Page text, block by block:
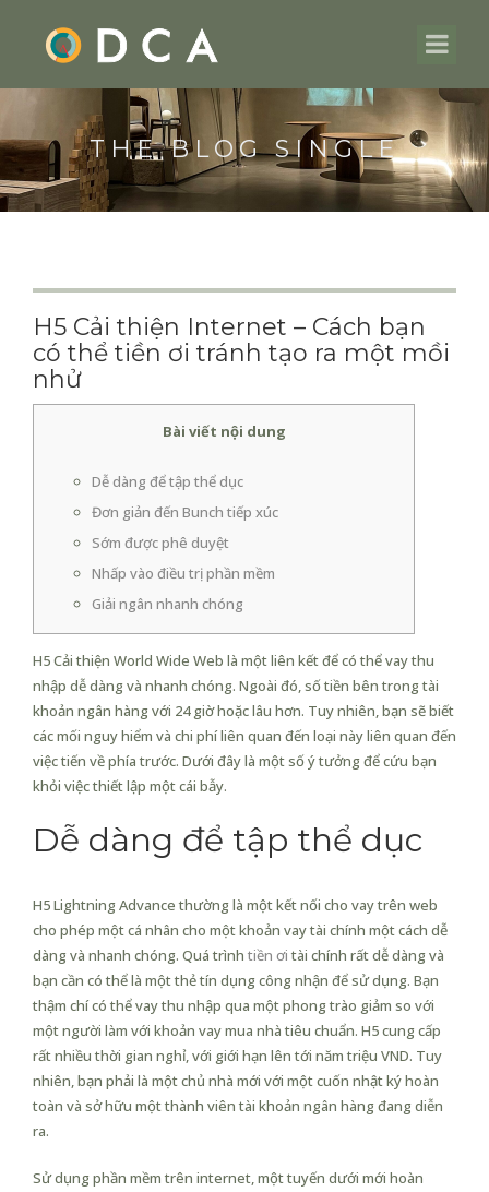
THE BLOG SINGLE
H5 Cải thiện Internet – Cách bạn
có thể tiền ơi tránh tạo ra một mồi
nhử
Bài viết nội dung
Dễ dàng để tập thể dục
Đơn giản đến Bunch tiếp xúc
Sớm được phê duyệt
Nhấp vào điều trị phần mềm
Giải ngân nhanh chóng
H5 Cải thiện World Wide Web là một liên kết để có thể vay thu
nhập dễ dàng và nhanh chóng. Ngoài đó, số tiền bên trong tài
khoản ngân hàng với 24 giờ hoặc lâu hơn. Tuy nhiên, bạn sẽ biết
các mối nguy hiểm và chi phí liên quan đến loại này liên quan đến
việc tiến về phía trước. Dưới đây là một số ý tưởng để cứu bạn
khỏi việc thiết lập một cái bẫy.
Dễ dàng để tập thể dục
H5 Lightning Advance thường là một kết nối cho vay trên web
cho phép một cá nhân cho một khoản vay tài chính một cách dễ
dàng và nhanh chóng. Quá trình tiền ơi tài chính rất dễ dàng và
bạn cần có thể là một thẻ tín dụng công nhận để sử dụng. Bạn
thậm chí có thể vay thu nhập qua một phong trào giảm so với
một người làm với khoản vay mua nhà tiêu chuẩn. H5 cung cấp
rất nhiều thời gian nghỉ, với giới hạn lên tới năm triệu VND. Tuy
nhiên, bạn phải là một chủ nhà mới với một cuốn nhật ký hoàn
toàn và sở hữu một thành viên tài khoản ngân hàng đang diễn
ra.
Sử dụng phần mềm trên internet, một tuyến dưới mới hoàn